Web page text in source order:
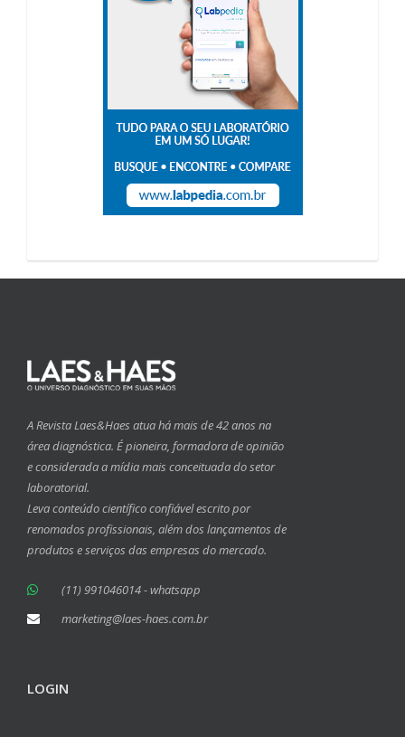
A Revista Laes&Haes atua há mais de 42 anos na
área diagnóstica. É pioneira, formadora de opinião
e considerada a mídia mais conceituada do setor
laboratorial.
Leva conteúdo científico confiável escrito por
renomados profissionais, além dos lançamentos de
produtos e serviços das empresas do mercado.
(11) 991046014 - whatsapp
marketing@laes-haes.com.br
LOGIN